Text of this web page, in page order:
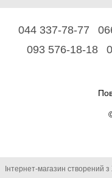
044 337-78-77
093 576-18-18
Інтернет-магазин створений